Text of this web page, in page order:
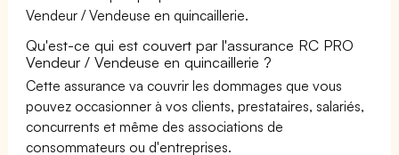
Vendeur / Vendeuse en quincaillerie.
Qu'est-ce qui est couvert par l'assurance RC PRO
Vendeur / Vendeuse en quincaillerie ?
Cette assurance va couvrir les dommages que vous
pouvez occasionner à vos clients, prestataires, salariés,
concurrents et même des associations de
consommateurs ou d'entreprises.